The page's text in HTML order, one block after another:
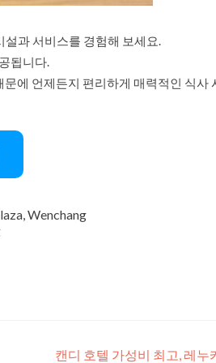
설과 서비스를 경험해 보세요.
됩니다.
에 언제든지 편리하게 매력적인 식사
Wenchang
캔디 호텔 가성비 최고, 레누